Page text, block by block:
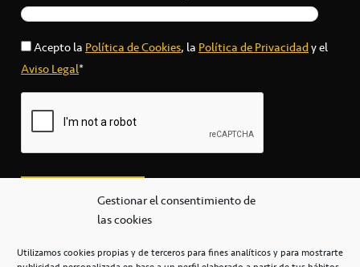
Gestionar el consentimiento de
las cookies
Utilizamos cookies propias y de terceros para fines analíticos y para mostrarte
Acepto laPolítica de Cookies, laPolítica de Privacidady el
Aviso Legal*